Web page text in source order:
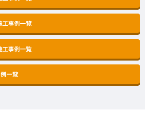
工事例一覧
工事例一覧
一覧